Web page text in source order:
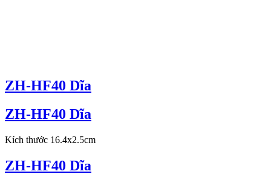
ZH-HF40 Dĩa
ZH-HF40 Dĩa
Kích thước 16.4x2.5cm
ZH-HF40 Dĩa